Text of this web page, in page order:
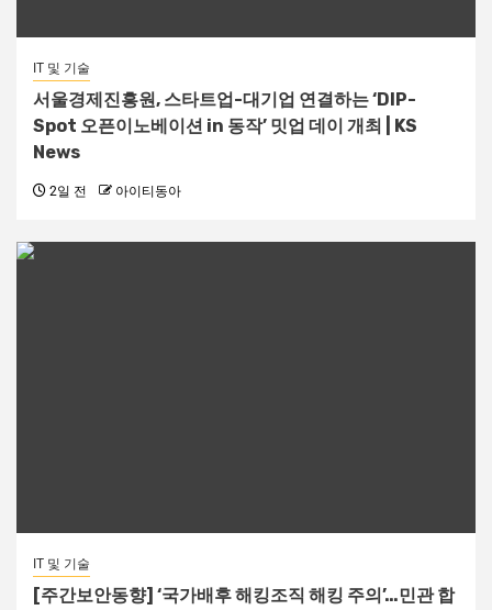
IT 및 기술
서울경제진흥원, 스타트업-대기업 연결하는 ‘DIP-
Spot 오픈이노베이션 in 동작’ 밋업 데이 개최 | KS
News
2일 전 아이티동아
IT 및 기술
[주간보안동향] ‘국가배후 해킹조직 해킹 주의’…민관 합